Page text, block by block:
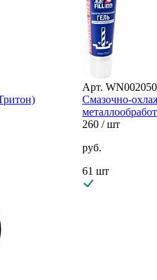
Арт.
Смазочно-
260 / шт
руб.
61 шт